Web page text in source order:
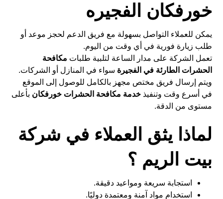
خورفكان الفجيره
يمكن للعملاء التواصل بسهولة مع فريق الدعم لحجز موعد أو
طلب زيارة فورية في أي وقت من اليوم.
تعمل الشركة على مدار الساعة لتلبية طلبات مكافحة
الحشرات الطارئة في الفجيرة سواء في المنازل أو الشركات.
ويتم إرسال فريق مختص مجهز بالكامل للوصول إلى الموقع
في أسرع وقت وتنفيذخدمة مكافحة الحشرات خورفكان بأعلى
مستوى من الدقة.
لماذا يثق العملاء في شركة
بيت الريم ؟
استجابة سريعة ومواعيد دقيقة.
استخدام مواد آمنة ومعتمدة دوليًا.